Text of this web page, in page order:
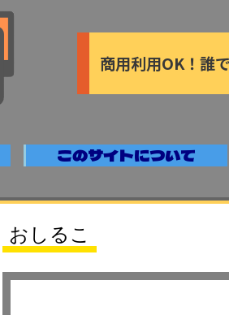
商用利用OK！誰
このサイトについて
おしるこ